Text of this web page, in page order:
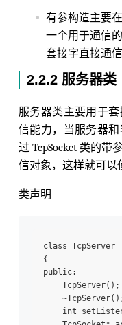
有参构造主要
一个用于通信
套接字直接通
2.2.2 服务器类
服务器类主要用于
信能力，当服务器
过 TcpSocket 类的带
信对象，这样就可以
类声明
class TcpServer
{
public:
TcpServer();
int